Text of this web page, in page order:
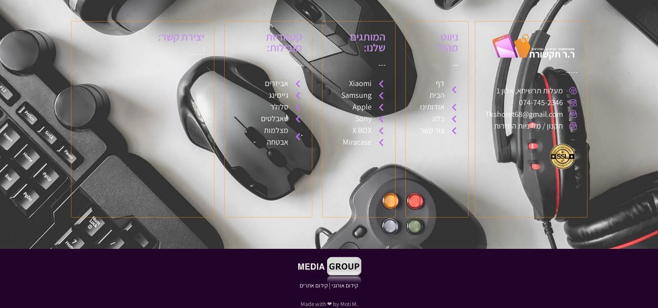
מעלות תרשיחא, אלון 1
074-745-2346
Tkshoret68@gmail.com
תקנון / מדיניות החזרות
ניווט
מהיר:
דף
הבית
אודותינו
בלוג
צור קשר
המותגים
שלנו:
Xiaomi
Samsung
Apple
Sony
X BOX
Miracase
קטגוריות
מובילות:
אביזרים
גיימינג
סלולר
טאבלטים
מצלמות
אבטחה
יצירת קשר:
קידום אורגני | קידום אתרים
.Made with ❤ by Moti M